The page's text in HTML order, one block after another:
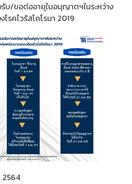
บ/ขอต่ออายุใบอนุญาตฯในระหว่าง
รคไวรัสโคโรนา 2019